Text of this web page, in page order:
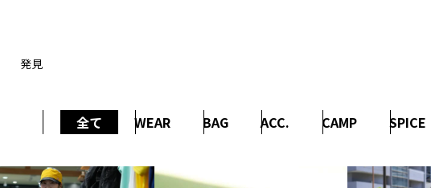
発見
全て WEAR BAG ACC. CAMP SPICE